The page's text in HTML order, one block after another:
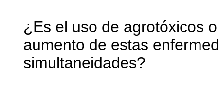
¿Es el uso de agrotóxicos
aumento de estas
simultaneidades?